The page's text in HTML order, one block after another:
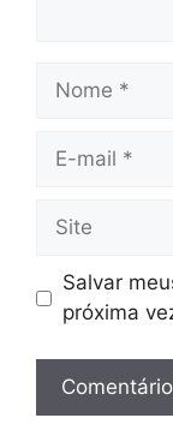
Nome
Site
Salvar
próxima